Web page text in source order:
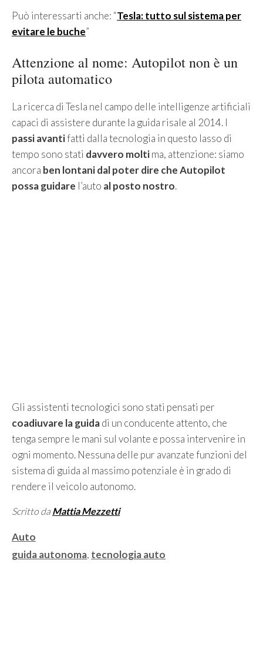
Può interessarti anche: “Tesla: tutto sul sistema per
evitare le buche”
Attenzione al nome: Autopilot non è un
pilota automatico
La ricerca di Tesla nel campo delle intelligenze artificiali
capaci di assistere durante la guida risale al 2014. I
passi avantifatti dalla tecnologia in questo lasso di
tempo sono stati davvero moltima, attenzione: siamo
ancora ben lontani dal poter dire che Autopilot
possa guidare l’auto al posto nostro.
Gli assistenti tecnologici sono stati pensati per
coadiuvare la guidadi un conducente attento, che
tenga sempre le mani sul volante e possa intervenire in
ogni momento. Nessuna delle pur avanzate funzioni del
sistema di guida al massimo potenziale è in grado di
rendere il veicolo autonomo.
Scritto da Mattia Mezzetti
Categorie
Auto
Tag
guida autonoma, tecnologia auto